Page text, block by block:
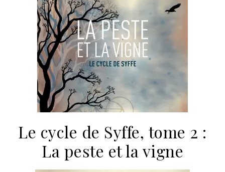
Le cycle de Syffe, tome 2 :
La peste et la vigne